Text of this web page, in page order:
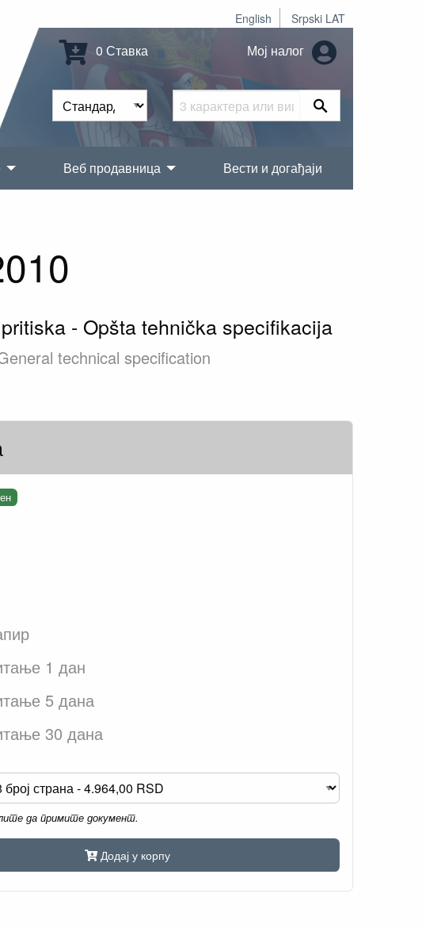
English Srpski LAT
0 Ставка Мој налог
Веб продавница Вести и догађаји
- Opšta tehnička specifikacija
technical specification
1 дан
5 дана
30 дана
да примите документ.
Додај у корпу